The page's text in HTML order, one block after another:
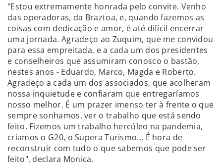
"Estou extremamente honrada pelo convite. Venho
das operadoras, da Braztoa, e, quando fazemos as
coisas com dedicação e amor, é até difícil encerrar
uma jornada. Agradeço ao Zuquim, que me convidou
para essa empreitada, e a cada um dos presidentes
e conselheiros que assumiram conosco o bastão,
nestes anos - Eduardo, Marco, Magda e Roberto.
Agradeço a cada um dos associados, que acolheram
nossa inquietude e confiaram que entregaríamos
nosso melhor. É um prazer imenso ter à frente o que
sempre sonhamos, ver o trabalho que está sendo
feito. Fizemos um trabalho hercúleo na pandemia,
criamos o G20, o Supera Turismo... É hora de
reconstruir com tudo o que sabemos que pode ser
feito", declara Monica.